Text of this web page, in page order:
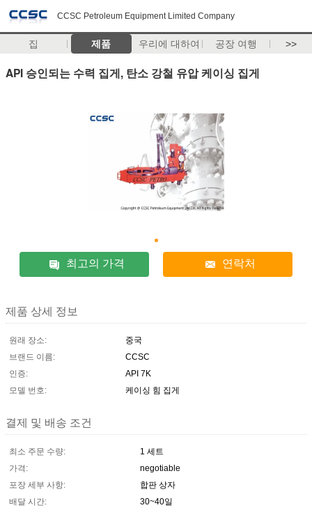
CCSC Petroleum Equipment Limited Company
집 제품 우리에 대하여 공장 여행 >>
API 승인되는 수력 집게, 탄소 강철 유압 케이싱 집게
최고의 가격 연락처
제품 상세 정보
원래 장소:
중국
브랜드 이름:
CCSC
인증:
API 7K
모델 번호:
케이싱 힘 집게
결제 및 배송 조건
최소 주문 수량:
1 세트
가격:
negotiable
포장 세부 사항:
합판 상자
배달 시간:
30~40일